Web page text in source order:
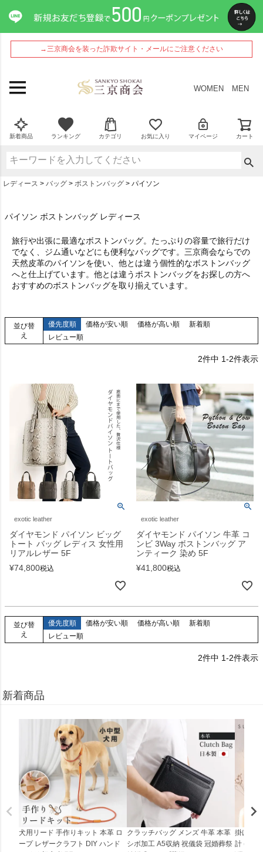
→三京商会を装った詐欺サイト・メールにご注意ください
WOMEN MEN
新着商品 ランキング カテゴリ お気に入り マイページ カート
レディース バッグ ボストンバッグ パイソン
パイソン ボストンバッグ レディース
旅行や出張に最適なボストンバッグ。たっぷりの容量で旅行だけ
でなく、ジム通いなどにも便利なバッグです。三京商会ならでの
天然皮革のパイソンを使い、他とは違う個性的なボストンバッグ
へと仕上げています。他とは違うボストンバッグをお探しの方へ
おすすめのボストンバッグを取り揃えています。
並び替
え
優先度順 価格が安い順 価格が高い順
新着順
レビュー順
2件中 1-2件表示
exotic leather
ダイヤモンド パイソン ビッグ
トート バッグ レディス 女性用
リアルレザー 5F
¥74,800税込
exotic leather
ダイヤモンド パイソン 牛革 コ
ンビ 3Way ボストンバッグ ア
ンティーク 染め 5F
¥41,800税込
並び替
え
優先度順 価格が安い順 価格が高い順
新着順
レビュー順
2件中 1-2件表示
新着商品
犬用リード 手作りキット 本革 ロ
ープ レザークラフト DIY ハンド
クラッチバッグ メンズ 牛革 本革
シボ加工 A5収納 祝儀袋 冠婚葬祭
掛け時
計